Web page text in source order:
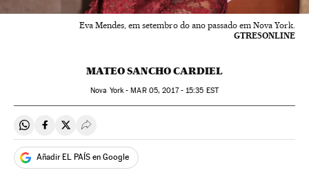
Eva Mendes, em setembro do ano passado em Nova York.
GTRESONLINE
MATEO SANCHO CARDIEL
Nova York -MAR05, 2017 - 15:35 EST
Compartir en Whatsapp
Compartir en Facebook
Compartir en Twitter
Desplegar Redes Sociales
Añadir EL PAÍS en Google